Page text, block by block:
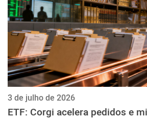
3 de julho de 2026
ETF: Corgi acelera pedidos e